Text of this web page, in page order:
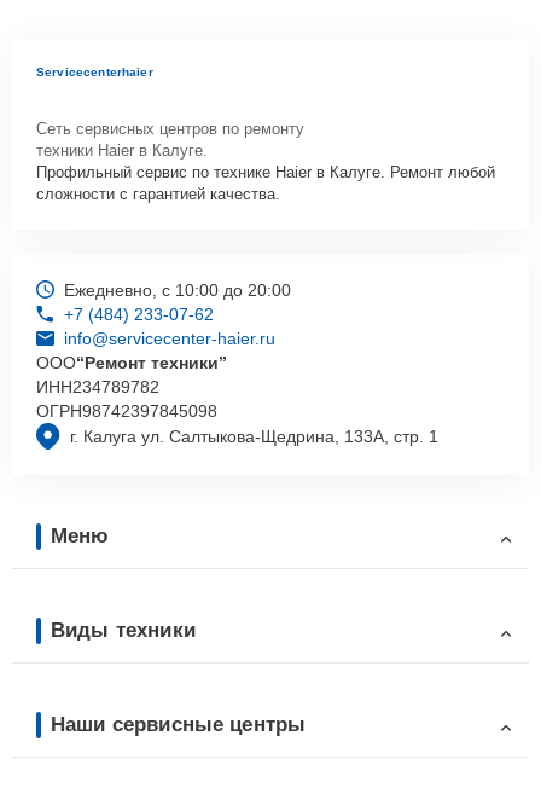
Servicecenterhaier
Сеть сервисных центров по ремонту
техники Haier в Калуге.
Профильный сервис по технике Haier в Калуге. Ремонт любой
сложности с гарантией качества.
г. Калуга ул. Салтыкова-Щедрина, 133А, стр. 1
Ежедневно, с 10:00 до 20:00
+7 (484) 233-07-62
info@servicecenter-haier.ru
ООО“Ремонт техники”
ИНН234789782
ОГРН98742397845098
Меню
Виды техники
Наши сервисные центры